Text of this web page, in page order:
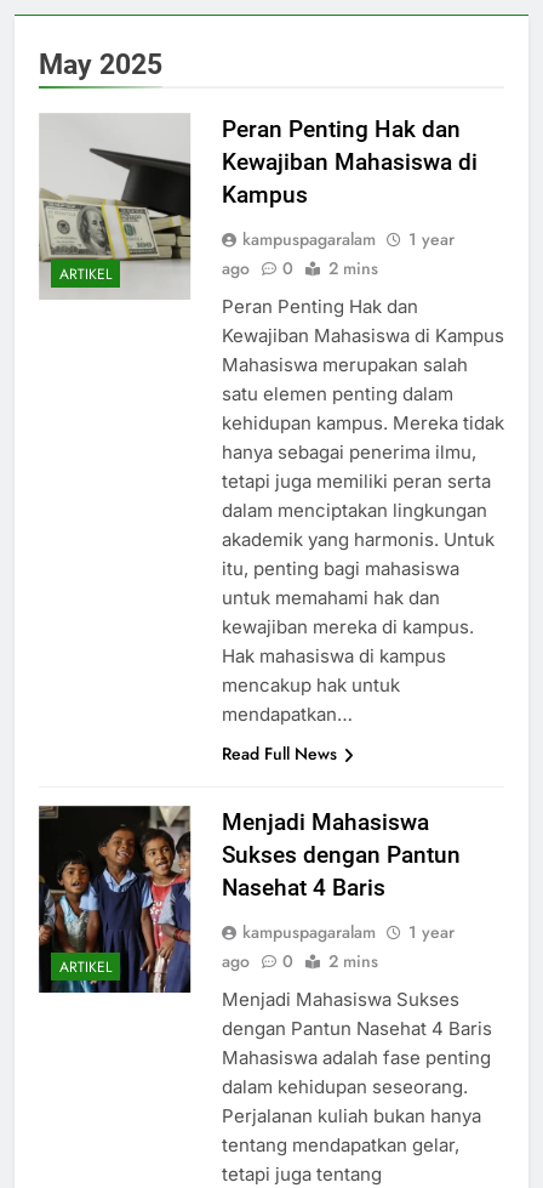
May 2025
ARTIKEL
Peran Penting Hak dan
Kewajiban Mahasiswa di
Kampus
kampuspagaralam
1 year
ago
0 2 mins
Peran Penting Hak dan
Kewajiban Mahasiswa di Kampus
Mahasiswa merupakan salah
satu elemen penting dalam
kehidupan kampus. Mereka tidak
hanya sebagai penerima ilmu,
tetapi juga memiliki peran serta
dalam menciptakan lingkungan
akademik yang harmonis. Untuk
itu, penting bagi mahasiswa
untuk memahami hak dan
kewajiban mereka di kampus.
Hak mahasiswa di kampus
mencakup hak untuk
mendapatkan…
Read Full News
ARTIKEL
Menjadi Mahasiswa
Sukses dengan Pantun
Nasehat 4 Baris
kampuspagaralam
1 year
ago
0 2 mins
Menjadi Mahasiswa Sukses
dengan Pantun Nasehat 4 Baris
Mahasiswa adalah fase penting
dalam kehidupan seseorang.
Perjalanan kuliah bukan hanya
tentang mendapatkan gelar,
tetapi juga tentang